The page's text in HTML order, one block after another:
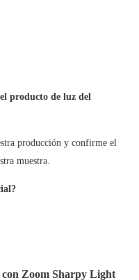
producto de luz del
producción y confirme el
muestra.